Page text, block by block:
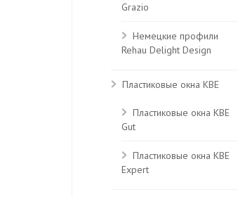
Grazio
Немецкие профили
Rehau Delight Design
Пластиковые окна KBE
Пластиковые окна КВЕ
Gut
Пластиковые окна КВЕ
Expert